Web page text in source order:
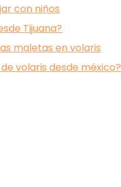
con niños
Tijuana?
maletas en volaris
volaris desde méxico?